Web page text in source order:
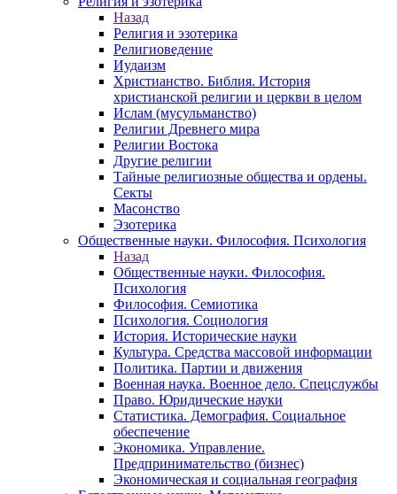
Назад
Религия и эзотерика
Религиоведение
Иудаизм
Христианство. Библия. История
христианской религии и церкви в целом
Ислам (мусульманство)
Религии Древнего мира
Религии Востока
Другие религии
Тайные религиозные общества и ордены.
Секты
Масонство
Эзотерика
Общественные науки. Философия. Психология
Назад
Общественные науки. Философия.
Психология
Философия. Семиотика
Психология. Социология
История. Исторические науки
Культура. Средства массовой информации
Политика. Партии и движения
Военная наука. Военное дело. Спецслужбы
Право. Юридические науки
Статистика. Демография. Социальное
обеспечение
Экономика. Управление.
Предпринимательство (бизнес)
Экономическая и социальная география